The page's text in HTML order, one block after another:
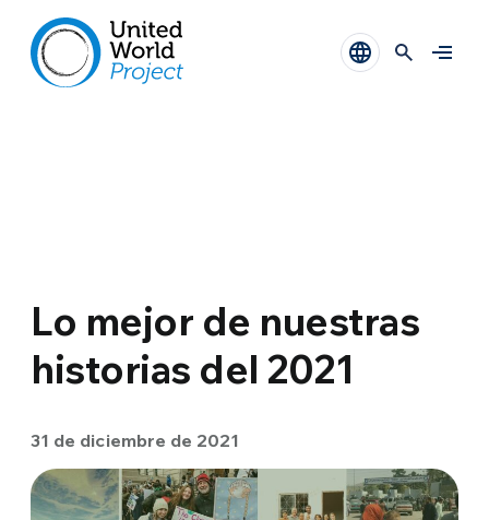
Lo mejor de nuestras
historias del 2021
31 de diciembre de 2021